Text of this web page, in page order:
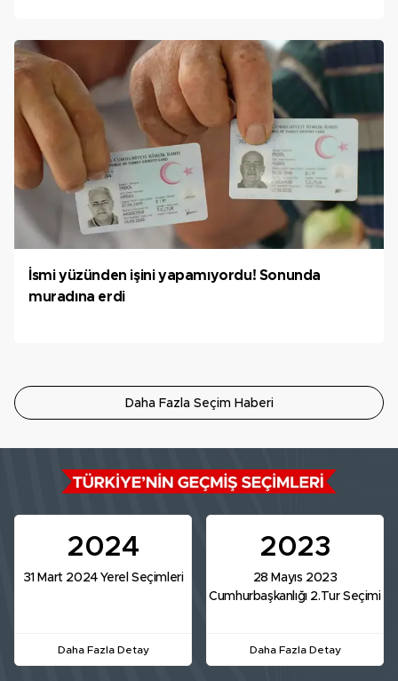
İsmi yüzünden işini yapamıyordu! Sonunda
muradına erdi
Daha Fazla Seçim Haberi
2024
31 Mart 2024 Yerel Seçimleri
Daha Fazla Detay
2023
28 Mayıs 2023
Cumhurbaşkanlığı 2.Tur Seçimi
Daha Fazla Detay